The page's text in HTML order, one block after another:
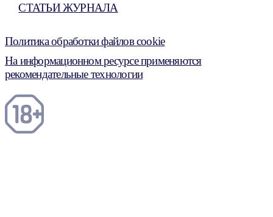
СТАТЬИ ЖУРНАЛА
Политика обработки файлов cookie
На информационном ресурсе применяются
рекомендательные технологии